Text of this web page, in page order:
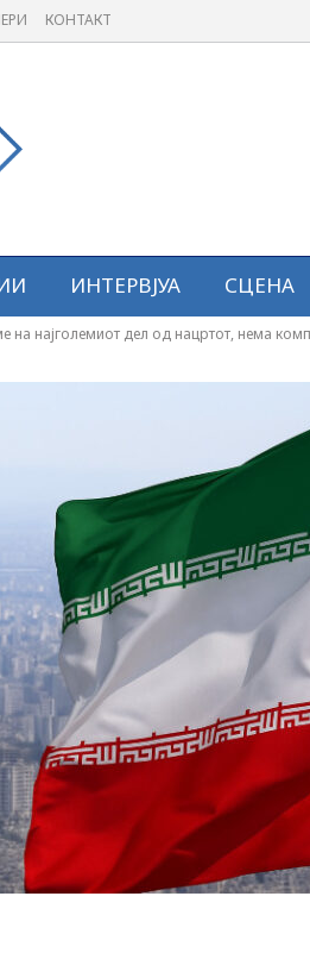
КОНТАКТ
ИНТЕРВЈУА СЦЕНА
на најголемиот дел од нацртот, нема